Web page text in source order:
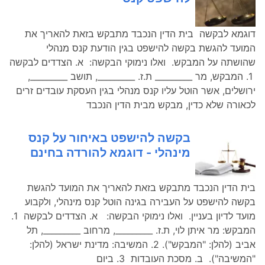
דוגמא לבקשה בית הדין הנכבד מתבקש בזאת להאריך את
המועד להגשת בקשה להישפט בגין הודעת קנס מנהלי
שהושתה על המבקש. ואלו נימוקי הבקשה: א. הצדדים לבקשה
1. המבקש, מר _________ ת.ז. _________, תושב _________,
ירושלים, אשר הוטל עליו קנס מנהלי בגין העסקת עובדים זרים
לכאורה שלא כדין, מבקש מבית הדין הנכבד
בקשה להישפט באיחור על קנס
מינהלי - דוגמא להורדה בחינם
בית הדין הנכבד מתבקש בזאת להאריך את המועד להגשת
בקשה להישפט על העבירה בגינה הוטל קנס מינהלי, ולקבוע
מועד לדיון בעניין. ואלו נימוקי הבקשה: א. הצדדים לבקשה 1.
המבקש: מר איתן לוי, ת.ז. _________, מרחוב _________, תל
אביב (להלן: "המבקש"). 2. המשיבה: מדינת ישראל (להלן:
"המשיבה"). ב. מסכת העובדות 3. ביום